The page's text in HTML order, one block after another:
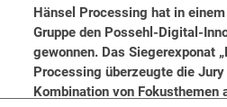
Hänsel Processing hat in
Gruppe den Possehl-Digital-
gewonnen. Das Siegerexponat
Processing überzeugte die
Kombination von Fokusthemen